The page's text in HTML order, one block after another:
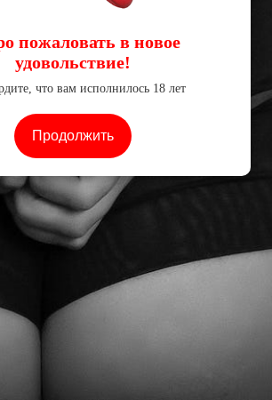
пожаловать в новое
удовольствие!
что вам исполнилось 18 лет
Продолжить